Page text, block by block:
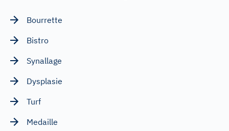
Bourrette
Bistro
Synallage
Dysplasie
Turf
Medaille